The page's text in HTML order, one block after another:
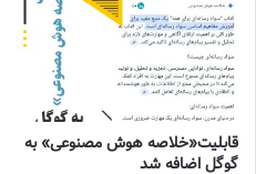
قابلیت«خلاصه هوش مصنوعی» به
گوگل اضافه شد